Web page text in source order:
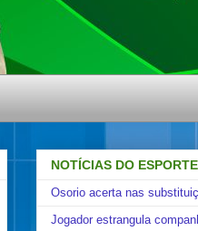
NOTÍCIAS DO
Osorio acerta nas
Jogador estrangula